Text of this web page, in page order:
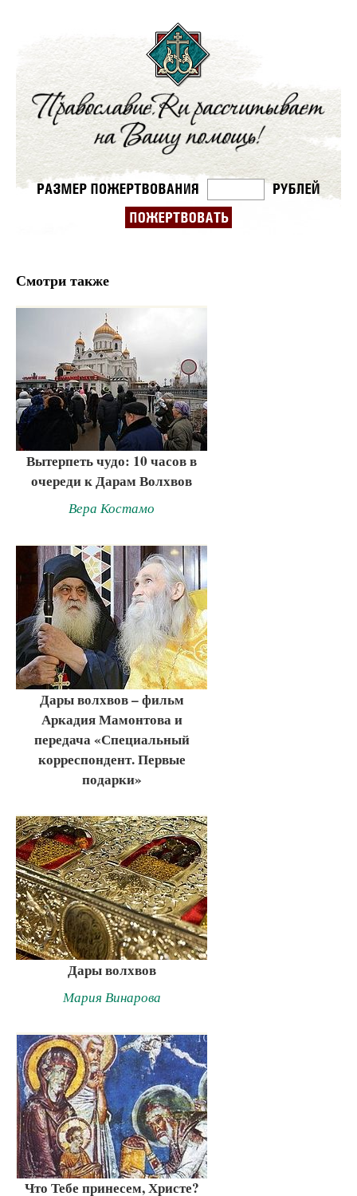
Смотри также
Вытерпеть чудо: 10 часов в
очереди к Дарам Волхвов
Вера Костамо
Дары волхвов – фильм
Аркадия Мамонтова и
передача «Специальный
корреспондент. Первые
подарки»
Дары волхвов
Мария Винарова
Что Тебе принесем, Христе?